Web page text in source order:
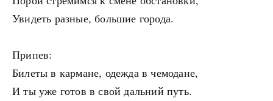
Увидеть разные, большие города.
Припев:
Билеты в кармане, одежда в чемодане,
И ты уже готов в свой дальний путь.